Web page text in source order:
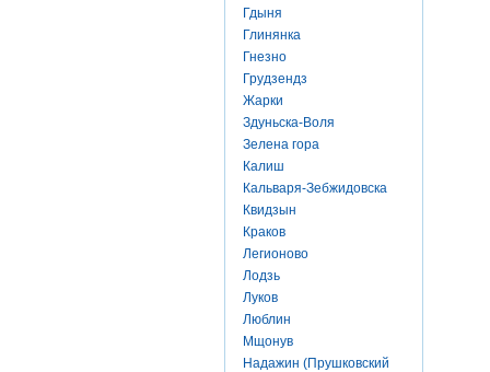
Гдыня
Глинянка
Гнезно
Грудзендз
Жарки
Здуньска-Воля
Зелена гора
Калиш
Кальваря-Зебжидовска
Квидзын
Краков
Легионово
Лодзь
Луков
Люблин
Мщонув
Надажин (Прушковский